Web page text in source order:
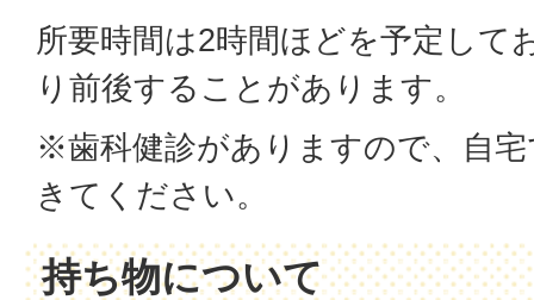
所要時間は2時間ほどを予定して
り前後することがあります。
※歯科健診がありますので、自
きてください。
持ち物について